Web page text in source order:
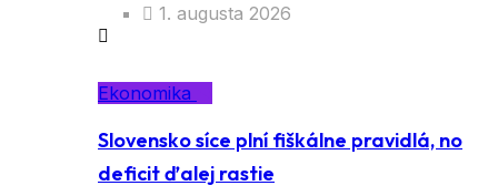
1. augusta 2026
Ekonomika
Slovensko síce plní fiškálne pravidlá, no
deficit ďalej rastie